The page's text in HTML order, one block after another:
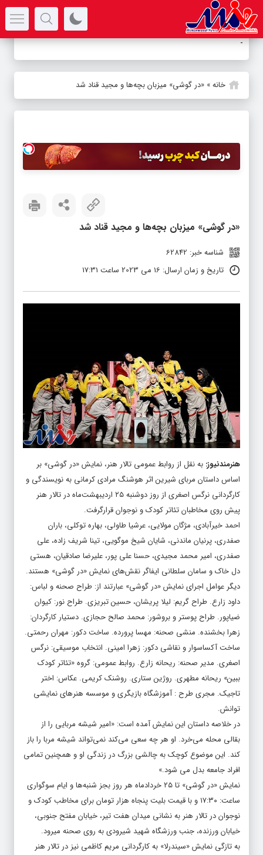
بوطیق_
خانه» «در گوشی» میزبان بچه‌ها و مجید قناد شد
«در گوشی» میزبان بچه‌ها و مجید قناد شد
شناسه خبر: 62842
تاریخ و زمان ارسال: 16 می 2023 ساعت 17:31
هنرمندنیوز: به نقل از روابط­ عمومی تالار هنر، نمایش «در گوشی» بر
اساس داستان مربای شیرین اثر هوشنگ مرادی کرمانی به نویسندگی و
کارگردانی نرگس اصغری از روز دوشنبه ۲۵ اردیبهشت­‌ماه در تالار هنر
پیش روی مخاطبان تئاتر کودک و نوجوان قرارگرفت.
احمد خیرآبادی، مژگان مولایی، عرشیا طاولی، بهاره توکلی، باران
صفدری، پرنیان ماندنی، شایان شیخ موگویی، تینا شریف زاده، علی
صفدری، امیر محمد مجیدی، حسنا علی پور، علیرضا صادقیان، هستی
دل خاک و سامان سلطانی ایفاگر نقش­‌های نمایش «در گوشی» هستند.
دیگر عوامل اجرای نمایش «در گوشی» عبارتند از: طراح صحنه و لباس:
داود زارع. طراح گریم: لیلا پریشان، حسین تبریزی. طراح نور: کیوان
ضیاپور. طراح پوستر و بروشور: محمد صالح حجازی. دستیار کارگردان:
زهرا بخشنده. منشی صحنه: مهسا پرورده. ساخت دکور: مهران رحمتی.
ساخت آکساسوار و نقاشی دکور: زهرا امینی. انتخاب موسیقی: نرگس
اصغری. مدیر صحنه: ریحانه زارع. روابط عمومی: گروه «تئاتر کودک
ببین» ریحانه مطهری. روژین ستاری. روشنک کریمی. عکاس: اختر
تاجیک. مجری طرح : آموزشگاه بازیگری و موسسه هنرهای نمایشی
توانش.
در خلاصه داستان این نمایش آمده است: «امیر شیشه مربایی را از
بقالی محله می‌خرد. او هر چه سعی می‌کند نمی‌تواند شیشه مربا را باز
کند. این موضوع کوچک به چالشی بزرگ در زندگی او و همچنین تمامی
افراد جامعه بدل می شود.»
نمایش «در گوشی» تا ۲۵ خردادماه هر روز بجز شنبه‌ها و ایام سوگواری
ساعت: ۱۷:۳۰ و با قیمت بلیت پنجاه هزار تومان برای مخاطب کودک و
نوجوان در تالار هنر به نشانی میدان هفت تیر، خیابان مفتح جنوبی،
خیابان ورزنده، جنب ورزشگاه شهید شیرودی به روی صحنه می­رود.
به تازگی نمایش «سیندرلا» به کارگردانی مریم کاظمی نیز در تالار هنر